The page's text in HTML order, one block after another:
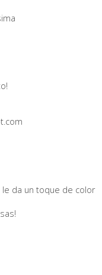
da un toque de color